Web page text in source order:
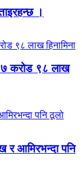
।
करोड ९८ लाख
आमिरभन्दा पनि